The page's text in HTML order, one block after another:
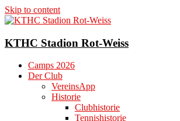
Skip to content
KTHC Stadion Rot-Weiss
Camps 2026
Der Club
VereinsApp
Historie
Clubhistorie
Tennishistorie